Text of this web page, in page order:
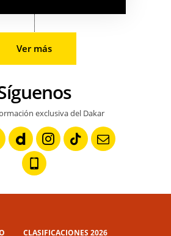
Ver más
Síguenos
exclusiva del Dakar
CLASIFICACIONES 2026